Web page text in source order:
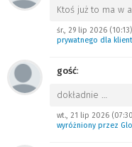
Ktoś już to ma w
śr., 29 lip 2026 (10:13)
prywatnego dla
gość:
dokładnie
wt., 21 lip 2026
wyróżniony przez